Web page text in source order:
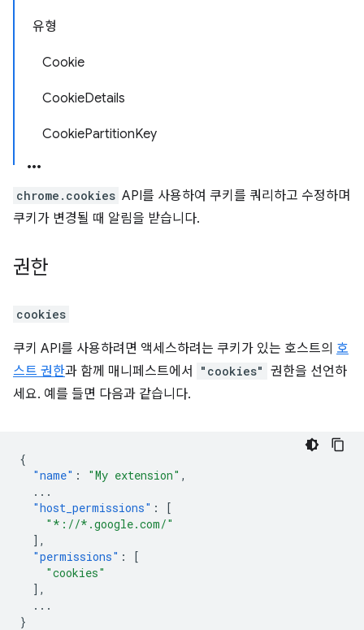
유형
Cookie
CookieDetails
CookiePartitionKey
chrome.cookies API를 사용하여 쿠키를 쿼리하고 수정하며
쿠키가 변경될 때 알림을 받습니다.
권한
cookies
쿠키 API를 사용하려면 액세스하려는 쿠키가 있는 호스트의 호
스트 권한과 함께 매니페스트에서 "cookies" 권한을 선언하
세요. 예를 들면 다음과 같습니다.
{
"name" : "My extension" ,
...
"host_permissions" :
[
"*://*.google.com/"
],
"permissions" :
[
"cookies"
],
...
}